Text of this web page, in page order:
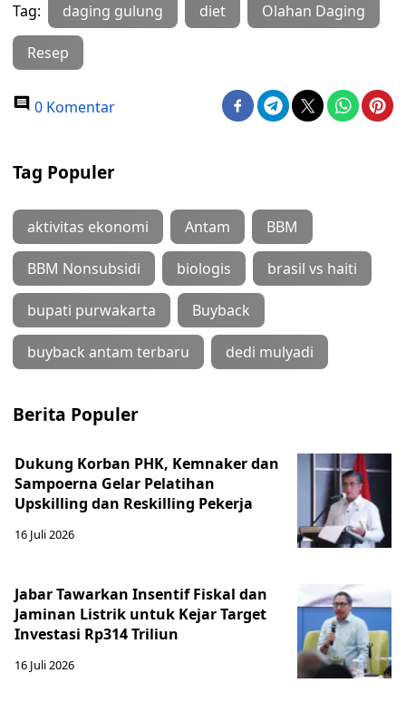
Tag: daging gulung diet Olahan Daging
Resep
0 Komentar
Tag Populer
aktivitas ekonomi Antam BBM
BBM Nonsubsidi biologis brasil vs haiti
bupati purwakarta Buyback
buyback antam terbaru dedi mulyadi
Berita Populer
Dukung Korban PHK, Kemnaker dan
Sampoerna Gelar Pelatihan
Upskilling dan Reskilling Pekerja
16 Juli 2026
Jabar Tawarkan Insentif Fiskal dan
Jaminan Listrik untuk Kejar Target
Investasi Rp314 Triliun
16 Juli 2026